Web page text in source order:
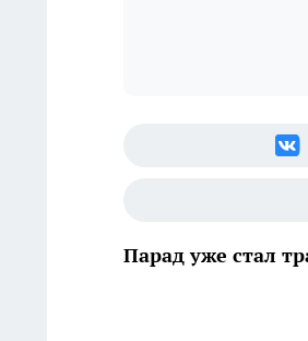
Парад уже стал